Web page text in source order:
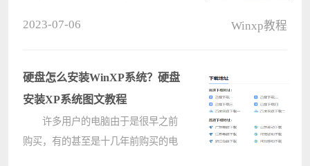
家。 Winxp系统的管理员账户被
禁????
2023-07-06 Winxp教程
硬盘怎么安装WinXP系统？硬盘
安装XP系统图文教程
许多用户的电脑由于是很早之前
购买，有的甚至是十几年前购买的电